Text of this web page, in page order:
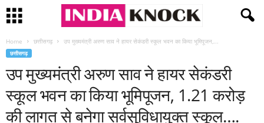
Home छत्तीसगढ़ उप मुख्यमंत्री अरुण साव ने हायर सेकंडरी स्कूल भवन का किया भूमिपूजन,...
छत्तीसगढ़
उप मुख्यमंत्री अरुण साव ने हायर सेकंडरी
स्कूल भवन का किया भूमिपूजन, 1.21 करोड़
की लागत से बनेगा सर्वसुविधायुक्त स्कूल….